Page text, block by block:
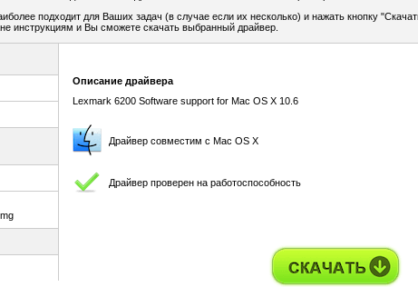
подходит для Ваших задач (в случае если их несколько) и нажать кнопку
инструкциям и Вы сможете скачать выбранный драйвер.
Описание драйвера
Lexmark 6200 Software support for Mac OS X 10.6
Драйвер совместим с Mac OS X
Драйвер проверен на работоспособность